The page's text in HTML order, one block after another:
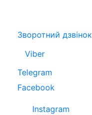
Зворотний дзвінок
Viber
Telegram
Facebook
Instagram